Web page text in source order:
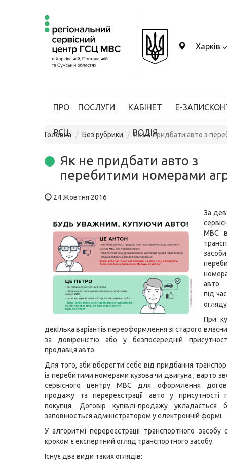
Харків
ПРО
РСЦ
ПОСЛУГИ КАБІНЕТ
ВОДІЯ
Е-ЗАПИС
Головна Без рубрики Як не придбати авто з
Як не придбати авто з
перебитими номерами
24 Жовтня 2016
За
МВС
авто
під
При
декілька варіантів переоформлення зі старого
за довіреністю або у безпосередній
продавця авто.
Для того, аби вберегти себе від придбання
із перебитими номерами кузова чи двигуна , варто
сервісного центру МВС для оформлення
продажу та перереєстрації авто у присутності
покупця. Договір купівлі-продажу укладається
заповнюється адміністратором у електронній формі.
У алгоритмі перереєстрації транспортного засобу
кроком є експертний огляд транспортного засобу.
Існує два види таких оглядів: